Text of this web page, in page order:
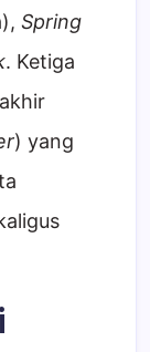
Spring
. Ketiga
) yang